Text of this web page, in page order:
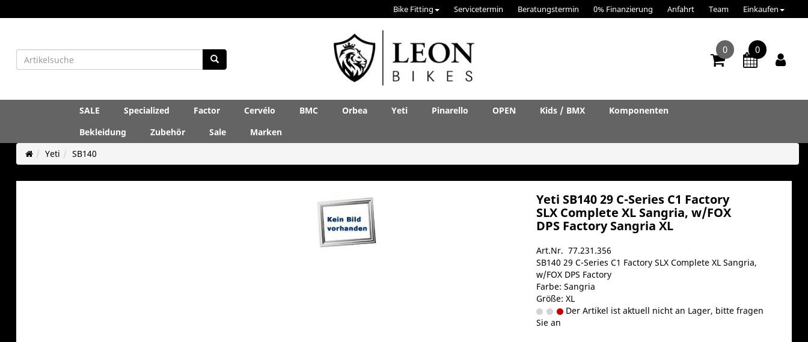
Bike Fitting Servicetermin Beratungstermin 0% Finanzierung Anfahrt Team Einkaufen
0 0
SALE Specialized Factor Cervélo BMC Orbea Yeti Pinarello OPEN Kids / BMX
Komponenten
Bekleidung
Zubehör Sale
Marken
Yeti
SB140
Yeti SB140 29 C-Series C1 Factory
SLX Complete XL Sangria, w/FOX
DPS Factory Sangria XL
Art.Nr. 77.231.356
SB140 29 C-Series C1 Factory SLX Complete XL Sangria,
w/FOX DPS Factory
Farbe: Sangria
Größe: XL
Der Artikel ist aktuell nicht an Lager, bitte fragen
Sie an